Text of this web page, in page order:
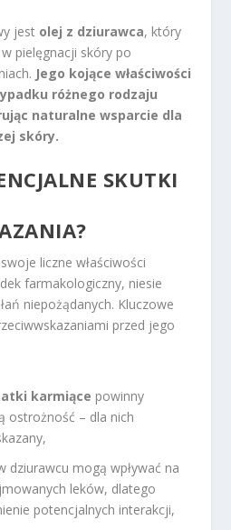
jest olej z dziurawca, który
pielęgnacji skóry po
Jego kojące właściwości
różnego rodzaju
naturalne wsparcie dla
skóry.
SKUTKI
liczne właściwości
farmakologiczny, niesie
niepożądanych. Kluczowe
przed jego
karmiące powinny
ostrożność – dla nich
dziurawcu mogą wpływać na
leków, dlatego
potencjalnych interakcji,